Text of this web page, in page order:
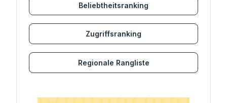
Beliebtheitsranking
Zugriffsranking
Regionale Rangliste